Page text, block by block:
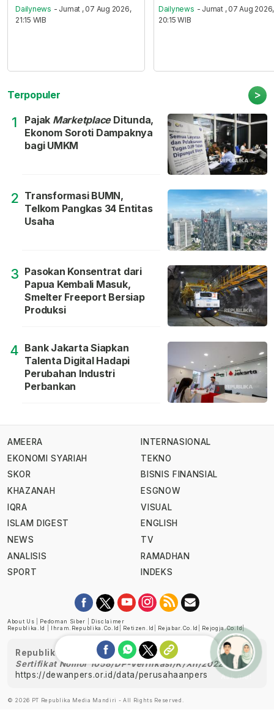
Dailynews - Jumat , 07 Aug 2026,
21:15 WIB
Dailynews - Jumat , 07 Aug 2026,
20:15 WIB
Terpopuler >
1 Pajak MarketplaceDitunda,
Ekonom Soroti Dampaknya
bagi UMKM
2 Transformasi BUMN,
Telkom Pangkas 34 Entitas
Usaha
3 Pasokan Konsentrat dari
Papua Kembali Masuk,
Smelter Freeport Bersiap
Produksi
4 Bank Jakarta Siapkan
Talenta Digital Hadapi
Perubahan Industri
Perbankan
AMEERA
EKONOMI SYARIAH
SKOR
KHAZANAH
IQRA
ISLAM DIGEST
NEWS
ANALISIS
SPORT
INTERNASIONAL
TEKNO
BISNIS FINANSIAL
ESGNOW
VISUAL
ENGLISH
TV
RAMADHAN
INDEKS
About Us Pedoman Siber
Disclaimer
Republika.id
Ihram.republika.co.id Retizen.id Rejabar.co.id Rejogja.co.id|
Republika telah diverifikasi oleh Dewan Pers
Sertifikat Nomor 1058/DP-Verifikasi/K/XII/2022
https://dewanpers.or.id/data/perusahaanpers
© 2026 PT Republika Media Mandiri - All Rights Reserved.
Ask me!